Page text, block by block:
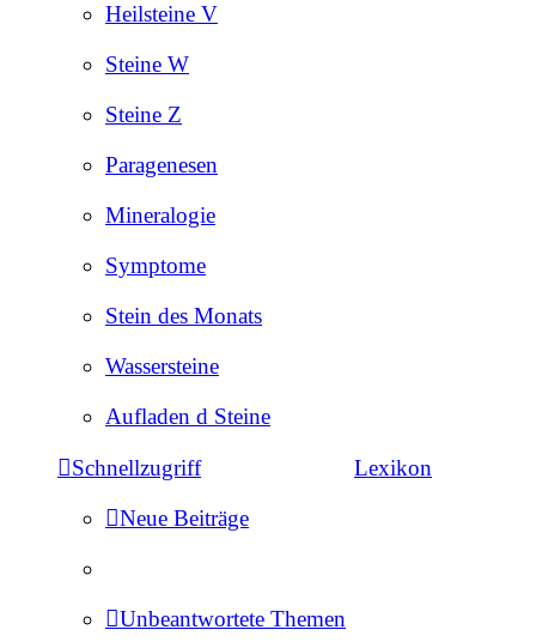
Heilsteine V
Steine W
Steine Z
Paragenesen
Mineralogie
Symptome
Stein des Monats
Wassersteine
Aufladen d Steine
Schnellzugriff
Neue Beiträge
Unbeantwortete Themen
Lexikon